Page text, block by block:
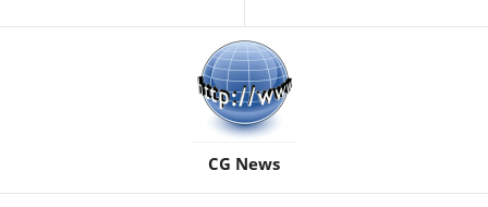
CG News